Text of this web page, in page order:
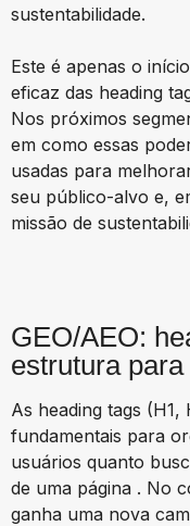
sustentabilidade.
Este é apenas o
eficaz das heading
Nos próximos
em como essas
usadas para
seu público-alvo e,
missão de
GEO/AEO:
estrutura para
As heading tags
fundamentais para
usuários quanto
de uma página . No
ganha uma nova